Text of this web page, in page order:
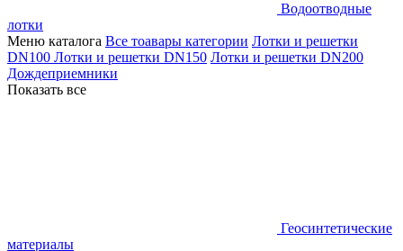
Водоотводные
лотки
Меню каталога Все тоавары категории Лотки и решетки
DN100 Лотки и решетки DN150 Лотки и решетки DN200
Дождеприемники
Показать все
Геосинтетические
материалы